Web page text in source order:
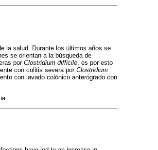
la salud. Durante los últimos años se
se orientan a la búsqueda de
por Clostridium difficile, es por esto
con colitis severa por Clostridium
con lavado colónico anterógrado con